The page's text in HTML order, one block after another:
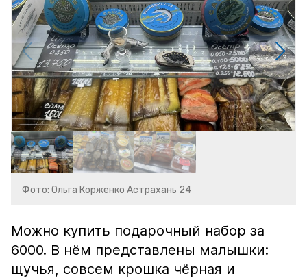
Фото: Ольга Корженко Астрахань 24
Можно купить подарочный набор за
6000. В нём представлены малышки:
щучья, совсем крошка чёрная и